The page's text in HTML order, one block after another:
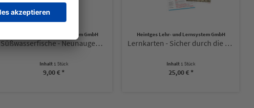
Heintges Lehr- und Lernsystem GmbH
Süßwasserfische - Neunaugen, Fische, Krebse und...
Inhalt 1 Stück
9,00 € *
Heintges Lehr- und Lernsystem GmbH
Lernkarten - Sicher durch die Fischerprüfung
Inhalt 1 Stück
25,00 € *